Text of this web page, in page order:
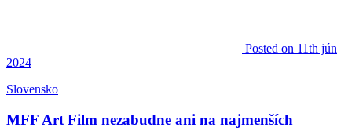
Posted on 11th jún
2024
Slovensko
MFF Art Film nezabudne ani na najmenších